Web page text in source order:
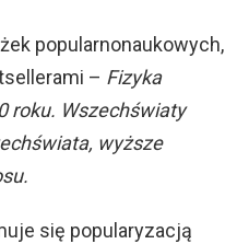
popularnonaukowych,
– Fizyka
roku. Wszechświaty
wyższe
się popularyzacją